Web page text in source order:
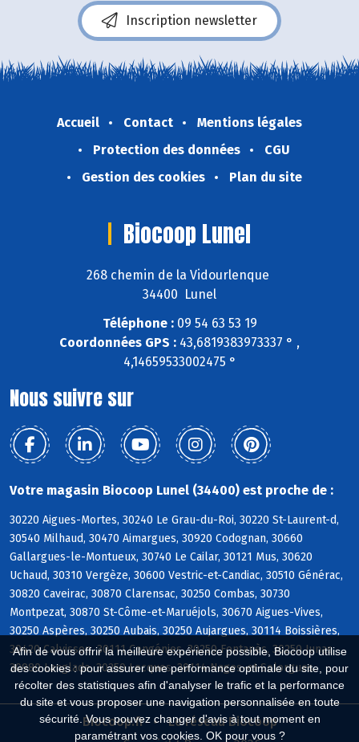
Afin de vous offrir la meilleure expérience possible, Biocoop utilise
des cookies : pour assurer une performance optimale du site, pour
récolter des statistiques afin d'analyser le trafic et la performance
du site et vous proposer une navigation personnalisée en toute
sécurité. Vous pouvez changer d'avis à tout moment en
paramétrant vos cookies. OK pour vous ?
Inscription newsletter
Accueil Contact
Mentions légales
Protection des données
CGU
Gestion des cookies
Plan du site
Biocoop Lunel
268 chemin de la Vidourlenque
34400 Lunel
Téléphone :09 54 63 53 19
Coordonnées GPS : 43,6819383973337 ° ,
4,14659533002475 °
Nous suivre sur
Votre magasin Biocoop Lunel (34400) est proche de :
30220 Aigues-Mortes, 30240 Le Grau-du-Roi, 30220 St-Laurent-d,
30540 Milhaud, 30470 Aimargues, 30920 Codognan, 30660
Gallargues-le-Montueux, 30740 Le Cailar, 30121 Mus, 30620
Uchaud, 30310 Vergèze, 30600 Vestric-et-Candiac, 30510 Générac,
30820 Caveirac, 30870 Clarensac, 30250 Combas, 30730
Montpezat, 30870 St-Côme-et-Maruéjols, 30670 Aigues-Vives,
30250 Aspères, 30250 Aubais, 30250 Aujargues, 30114 Boissières,
30420 Calvisson, 30111 Congénies, 30250 Fontanès, 30250 Junas,
30980 Langlade, 30250 Lecques, 30114 Nages-et-Solorgues
Biocoop.fr
Le réseau Biocoop